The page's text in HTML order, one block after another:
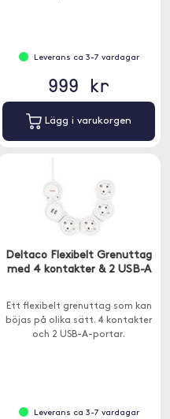
Leverans ca 3-7 vardagar
999 kr
Lägg i varukorgen
Deltaco Flexibelt Grenuttag
med 4 kontakter & 2 USB-A
Ett flexibelt grenuttag som kan
böjas på olika sätt. 4 kontakter
och 2 USB-A-portar.
Leverans ca 3-7 vardagar